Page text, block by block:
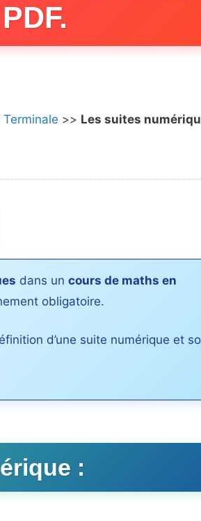
Terminale >> Les suites
dans un cours de maths en
obligatoire.
d’une suite numérique et
: